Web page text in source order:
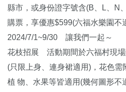
縣市，或身份證字號含(B、L、N
購票，享優惠$599(六福水樂園
2024/7/1~9/30 讓我們一起～
花枝招展 活動期間於六福村現
(只限上身、連身裙適用)，花色需
植 物、水果等皆適用(幾何圖形